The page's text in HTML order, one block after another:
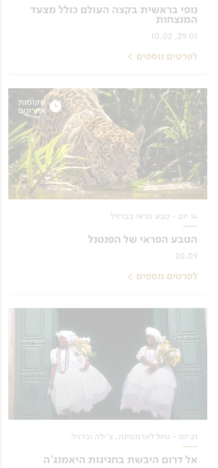
נופי בראשית בקצה העולם כולל מצעד
המנצחות
29.01, 10.02
לפרטים נוספים
14 יום - טבע פראי בברזיל
הטבע הפראי של הפנטנל
20.09
לפרטים נוספים
מקומות
אחרונים
21 יום - טיול לארגנטינה, צ'ילה וברזיל
אל דרום היבשת בחגיגות היאמנג'ה